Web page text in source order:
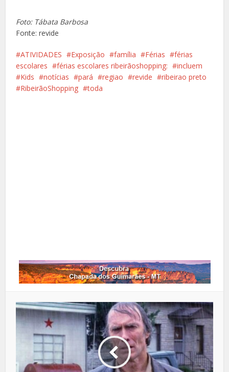
Foto: Tábata Barbosa
Fonte: revide
ATIVIDADES Exposição família Férias
férias
escolares
férias escolares ribeirãoshopping:
incluem
Kids
notícias pará regiao revide
ribeirao preto
RibeirãoShopping
toda